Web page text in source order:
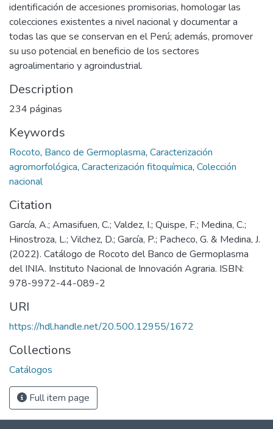
identificación de accesiones promisorias, homologar las
colecciones existentes a nivel nacional y documentar a
todas las que se conservan en el Perú; además, promover
su uso potencial en beneficio de los sectores
agroalimentario y agroindustrial.
Description
234 páginas
Keywords
Rocoto, Banco de Germoplasma, Caracterización
agromorfológica, Caracterización fitoquímica, Colección
nacional
Citation
García, A.; Amasifuen, C.; Valdez, I.; Quispe, F.; Medina, C.;
Hinostroza, L.; Vilchez, D.; García, P.; Pacheco, G. & Medina, J.
(2022). Catálogo de Rocoto del Banco de Germoplasma
del INIA. Instituto Nacional de Innovación Agraria. ISBN:
978-9972-44-089-2
URI
https://hdl.handle.net/20.500.12955/1672
Collections
Catálogos
Full item page